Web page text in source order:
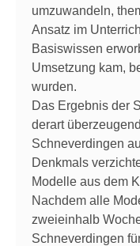
umzuwandeln,
Ansatz im
Basiswissen
Umsetzung kam,
wurden.
Das Ergebnis der
derart
Schneverdingen
Denkmals
Modelle aus dem
Nachdem alle
zweieinhalb
Schneverdingen